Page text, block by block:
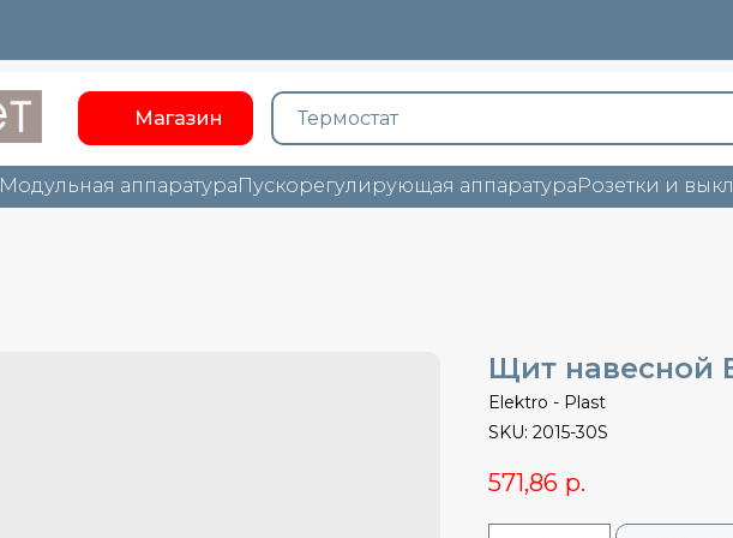
Магазин
Модульная аппаратураПускорегулирующая аппаратураРозетки и
Щит навесной
Elektro - Plast
SKU: 2015-30S
571,86 р.